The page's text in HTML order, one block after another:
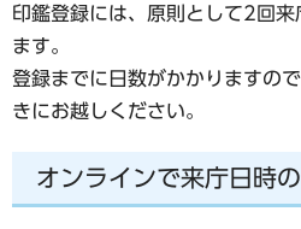
印鑑登録には、原則として2回来
ます。
登録までに日数がかかりますの
きにお越しください。
オンラインで来庁日時